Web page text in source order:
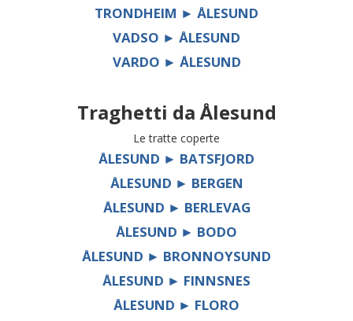
TRONDHEIM ► ÅLESUND
VADSO ► ÅLESUND
VARDO ► ÅLESUND
Traghetti daÅlesund
Le tratte coperte
ÅLESUND ► BATSFJORD
ÅLESUND ► BERGEN
ÅLESUND ► BERLEVAG
ÅLESUND ► BODO
ÅLESUND ► BRONNOYSUND
ÅLESUND ► FINNSNES
ÅLESUND ► FLORO